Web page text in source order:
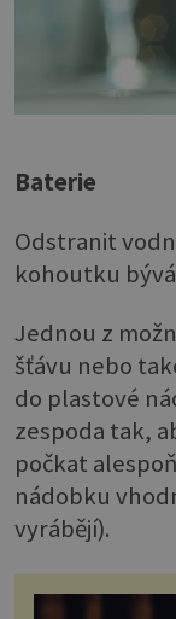
Baterie
Odstranit
kohoutku
Jednou z
šťávu nebo
do plastové
zespoda tak,
počkat
nádobku
vyrábějí).